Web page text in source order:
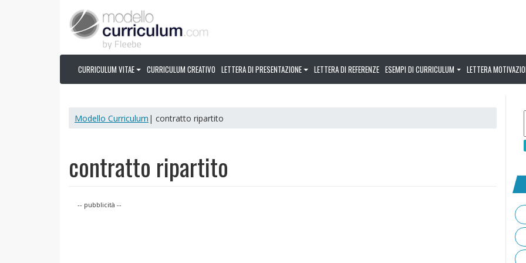
CURRICULUM VITAE CURRICULUM CREATIVO LETTERA DI PRESENTAZIONE LETTERA DI REFERENZE ESEMPI DI CURRICULUM LETTERA
Modello Curriculum | contratto ripartito
contratto ripartito
-- pubblicità --